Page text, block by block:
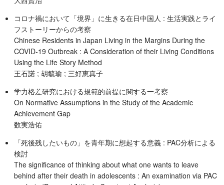
コロナ禍において「境界」に生きる在日中国人 : 生活実践とライ
フストーリーからの考察
Chinese Residents in Japan Living in the Margins During the
COVID-19 Outbreak : A Consideration of their Living Conditions
Using the Life Story Method
王石諾 ; 胡毓瑜 ; 三好恵真子
学力格差研究における規範的前提に関する一考察
On Normative Assumptions in the Study of the Academic
Achievement Gap
数実浩佑
「死後残したいもの」を青年期に想起する意義 : PAC分析による
検討
The significance of thinking about what one wants to leave
behind after their death in adolescents : An examination via PAC